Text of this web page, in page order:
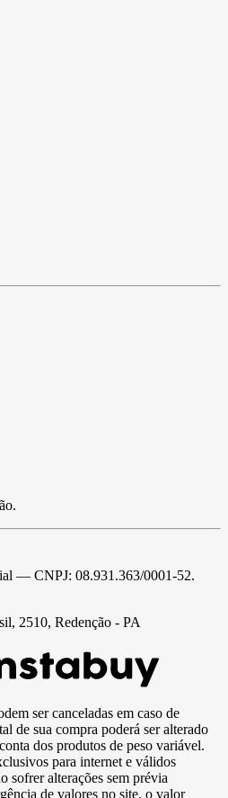
— CNPJ: 08.931.363/0001-52.
2510, Redenção - PA
ser canceladas em caso de
de sua compra poderá ser alterado
dos produtos de peso variável.
para internet e válidos
sofrer alterações sem prévia
de valores no site, o valor